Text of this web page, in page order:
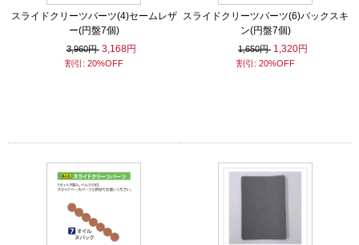
スライドクリーツパーツ(4)セームレザ
ー(円盤7個)
3,960円 3,168円
割引: 20%OFF
スライドクリーツパーツ(6)バックスキ
ン(円盤7個)
1,650円 1,320円
割引: 20%OFF